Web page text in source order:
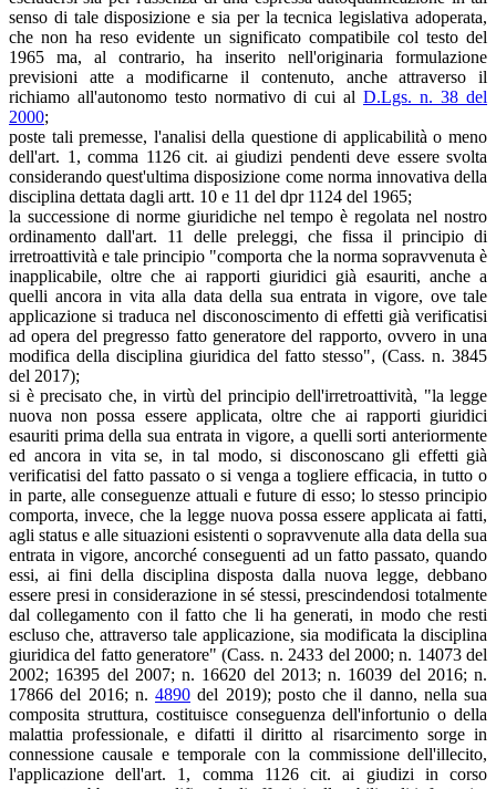
senso di tale disposizione e sia per la tecnica legislativa adoperata,
che non ha reso evidente un significato compatibile col testo del
1965 ma, al contrario, ha inserito nell'originaria formulazione
previsioni atte a modificarne il contenuto, anche attraverso il
richiamo all'autonomo testo normativo di cui al D.Lgs. n. 38 del
2000;
poste tali premesse, l'analisi della questione di applicabilità o meno
dell'art. 1, comma 1126 cit. ai giudizi pendenti deve essere svolta
considerando quest'ultima disposizione come norma innovativa della
disciplina dettata dagli artt. 10 e 11 del dpr 1124 del 1965;
la successione di norme giuridiche nel tempo è regolata nel nostro
ordinamento dall'art. 11 delle preleggi, che fissa il principio di
irretroattività e tale principio "comporta che la norma sopravvenuta è
inapplicabile, oltre che ai rapporti giuridici già esauriti, anche a
quelli ancora in vita alla data della sua entrata in vigore, ove tale
applicazione si traduca nel disconoscimento di effetti già verificatisi
ad opera del pregresso fatto generatore del rapporto, ovvero in una
modifica della disciplina giuridica del fatto stesso", (Cass. n. 3845
del 2017);
si è precisato che, in virtù del principio dell'irretroattività, "la legge
nuova non possa essere applicata, oltre che ai rapporti giuridici
esauriti prima della sua entrata in vigore, a quelli sorti anteriormente
ed ancora in vita se, in tal modo, si disconoscano gli effetti già
verificatisi del fatto passato o si venga a togliere efficacia, in tutto o
in parte, alle conseguenze attuali e future di esso; lo stesso principio
comporta, invece, che la legge nuova possa essere applicata ai fatti,
agli status e alle situazioni esistenti o sopravvenute alla data della sua
entrata in vigore, ancorché conseguenti ad un fatto passato, quando
essi, ai fini della disciplina disposta dalla nuova legge, debbano
essere presi in considerazione in sé stessi, prescindendosi totalmente
dal collegamento con il fatto che li ha generati, in modo che resti
escluso che, attraverso tale applicazione, sia modificata la disciplina
giuridica del fatto generatore" (Cass. n. 2433 del 2000; n. 14073 del
2002; 16395 del 2007; n. 16620 del 2013; n. 16039 del 2016; n.
17866 del 2016; n. 4890 del 2019); posto che il danno, nella sua
composita struttura, costituisce conseguenza dell'infortunio o della
malattia professionale, e difatti il diritto al risarcimento sorge in
connessione causale e temporale con la commissione dell'illecito,
l'applicazione dell'art. 1, comma 1126 cit. ai giudizi in corso